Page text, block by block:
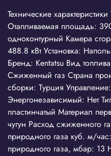
Технические
Отапливаемая площадь:
одноконтурный Камера
488.8 кВт Установка:
Бренд: Kentatsu Вид
Сжиженный газ Страна
сборки: Турция
Энергонезависимый: Нет
пластинчатый Материал
чугун Расход сжиженного
природного газа куб. м/
природного газа, мбар: